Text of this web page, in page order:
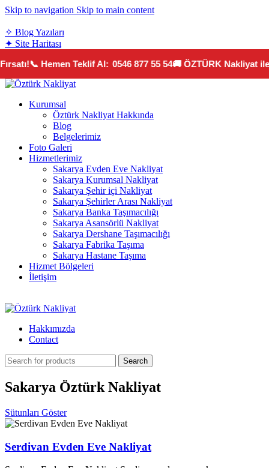
Skip to navigation Skip to main content
✧ Blog Yazıları
✦ Site Haritası
📞 Hemen Teklif Al: 0546 877 55 54🚚 ÖZTÜRK Nakliyat ile
Kurumsal
Öztürk Nakliyat Hakkında
Blog
Belgelerimiz
Foto Galeri
Hizmetlerimiz
Sakarya Evden Eve Nakliyat
Sakarya Kurumsal Nakliyat
Sakarya Şehir içi Nakliyat
Sakarya Şehirler Arası Nakliyat
Sakarya Banka Taşımacılığı
Sakarya Asansörlü Nakliyat
Sakarya Dershane Taşımacılığı
Sakarya Fabrika Taşıma
Sakarya Hastane Taşıma
Hizmet Bölgeleri
İletişim
Hakkımızda
Contact
Search
Sakarya Öztürk Nakliyat
Sütunları Göster
Serdivan Evden Eve Nakliyat